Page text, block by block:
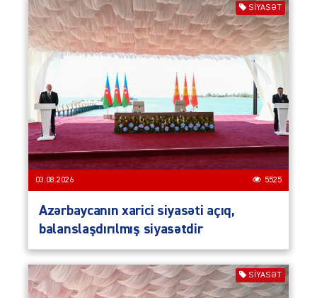
SIYASƏT
03.08.2026 5525
Azərbaycanın xarici siyasəti açıq,
balanslaşdırılmış siyasətdir
SIYASƏT